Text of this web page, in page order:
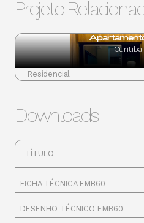
Projeto
Curitiba
Residencial
Downloads
TÍTULO
FICHA TÉCNICA EMB60
DESENHO TÉCNICO EMB60